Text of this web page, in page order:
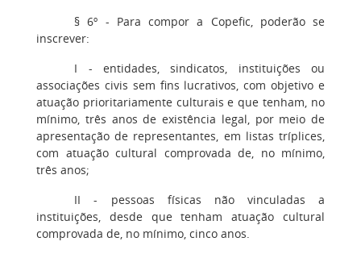
§ 6º - Para compor a Copefic, poderão se
inscrever:
I - entidades, sindicatos, instituições ou
associações civis sem fins lucrativos, com objetivo e
atuação prioritariamente culturais e que tenham, no
mínimo, três anos de existência legal, por meio de
apresentação de representantes, em listas tríplices,
com atuação cultural comprovada de, no mínimo,
três anos;
II - pessoas físicas não vinculadas a
instituições, desde que tenham atuação cultural
comprovada de, no mínimo, cinco anos.